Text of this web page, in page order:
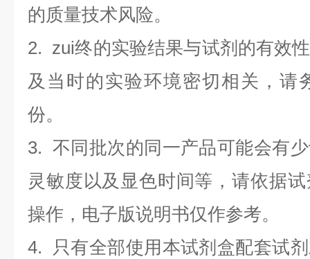
的质量技术风险。
2. zui终的实验结果与试剂的有效
及当时的实验环境密切相关，请
份。
3. 不同批次的同一产品可能会有
灵敏度以及显色时间等，请依据
操作，电子版说明书仅作参考。
4. 只有全部使用本试剂盒配套试